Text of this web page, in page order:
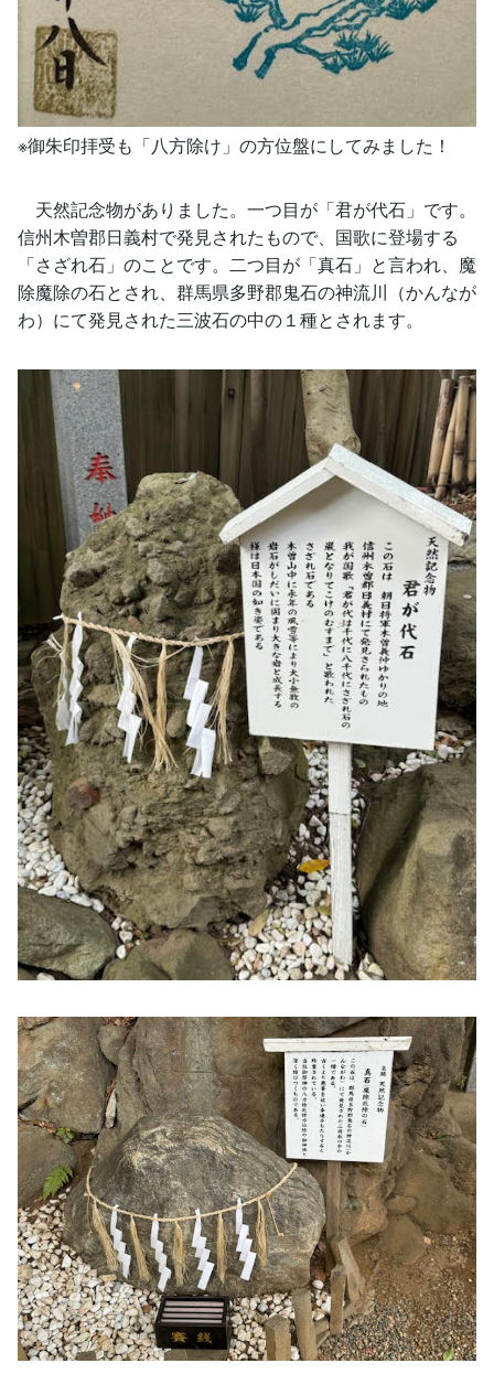
※御朱印拝受も「八方除け」の方位盤にしてみました！
天然記念物がありました。一つ目が「君が代石」です。
信州木曽郡日義村で発見されたもので、国歌に登場する
「さざれ石」のことです。二つ目が「真石」と言われ、魔
除魔除の石とされ、群馬県多野郡鬼石の神流川（かんなが
わ）にて発見された三波石の中の１種とされます。